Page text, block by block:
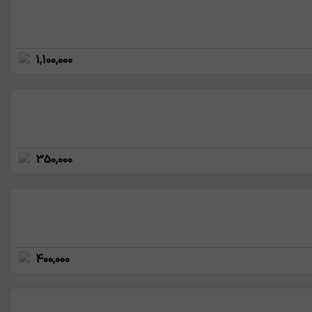
1,100,000
350,000
400,000